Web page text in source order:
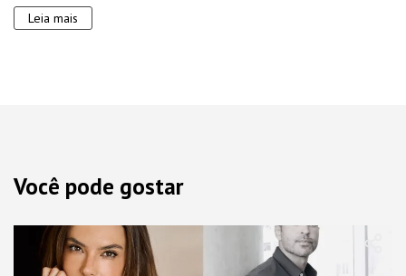
Leia mais
Você pode gostar